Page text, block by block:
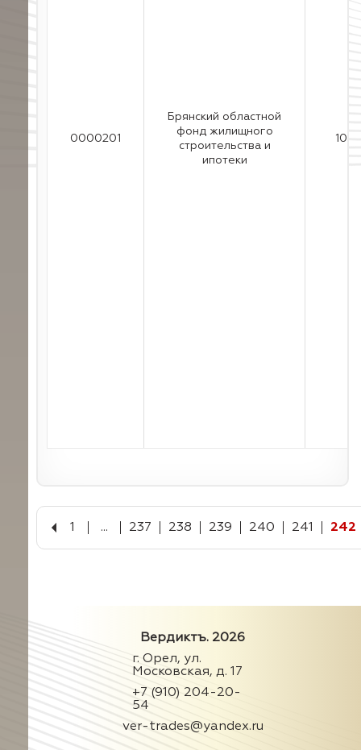
0000201
Брянский областной
фонд жилищного
строительства и
ипотеки
10
1 ... 237 238 239 240 241 242
Вердиктъ. 2026
г. Орел, ул.
Московская, д. 17
+7 (910) 204-20-
54
ver-trades@yandex.ru